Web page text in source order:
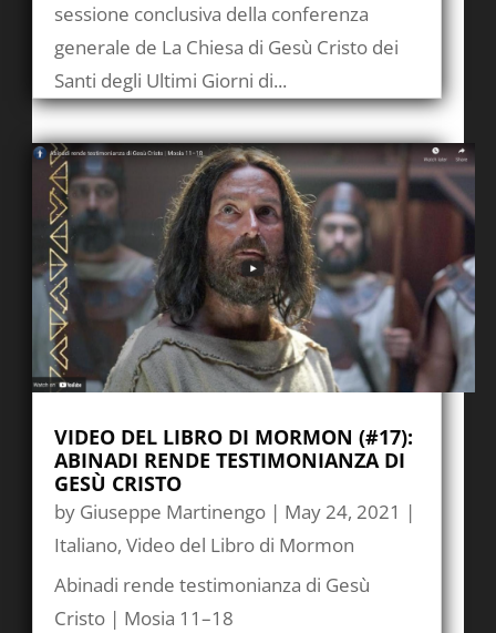
sessione conclusiva della conferenza
generale de La Chiesa di Gesù Cristo dei
Santi degli Ultimi Giorni di...
VIDEO DEL LIBRO DI MORMON (#17):
ABINADI RENDE TESTIMONIANZA DI
GESÙ CRISTO
by Giuseppe Martinengo | May 24, 2021 |
Italiano,Video del Libro di Mormon
Abinadi rende testimonianza di Gesù
Cristo | Mosia 11–18